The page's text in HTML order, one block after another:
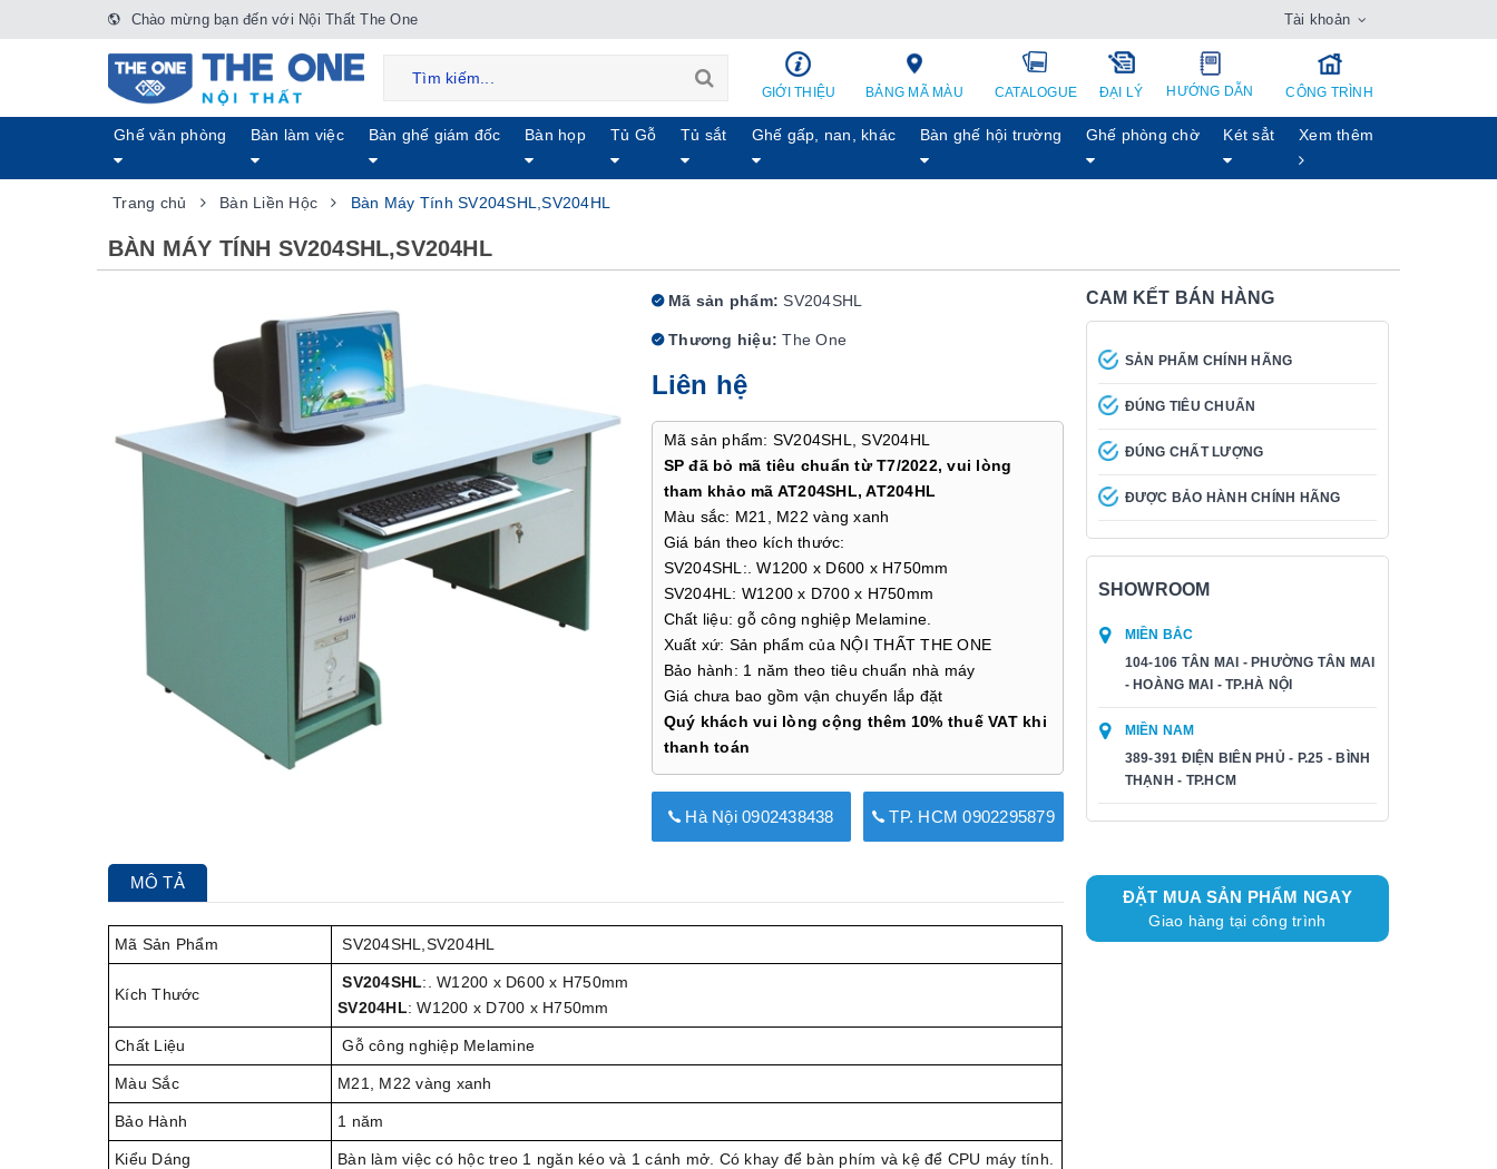
Chào mừng bạn đến với Nội Thất The One Tài khoản
GIỚI THIỆU BẢNG MÃ MÀU CATALOGUE ĐẠI LÝ HƯỚNG DẪN CÔNG TRÌNH
Ghế văn phòng Bàn làm việc Bàn ghế giám đốc Bàn họp Tủ Gỗ Tủ sắt Ghế gấp, nan, khác Bàn ghế hội trường Ghế phòng chờ Két sẳt Xem thêm
Trang chủ Bàn Liền Hộc Bàn Máy Tính SV204SHL,SV204HL
BÀN MÁY TÍNH SV204SHL,SV204HL
Mã sản phẩm: SV204SHL
Thương hiệu: The One
Liên hệ
Mã sản phẩm: SV204SHL, SV204HL
SP đã bỏ mã tiêu chuẩn từ T7/2022, vui lòng
tham khảo mã AT204SHL, AT204HL
Màu sắc: M21, M22 vàng xanh
Giá bán theo kích thước:
SV204SHL:. W1200 x D600 x H750mm
SV204HL: W1200 x D700 x H750mm
Chất liệu: gỗ công nghiệp Melamine.
Xuất xứ: Sản phẩm của NỘI THẤT THE ONE
Bảo hành: 1 năm theo tiêu chuẩn nhà máy
Giá chưa bao gồm vận chuyển lắp đặt
Quý khách vui lòng cộng thêm 10% thuế VAT khi
thanh toán
Hà Nội 0902438438 TP. HCM 0902295879
CAM KẾT BÁN HÀNG
SẢN PHẨM CHÍNH HÃNG
ĐÚNG TIÊU CHUẨN
ĐÚNG CHẤT LƯỢNG
ĐƯỢC BẢO HÀNH CHÍNH HÃNG
SHOWROOM
MIỀN BẮC
104-106 TÂN MAI - PHƯỜNG TÂN MAI
- HOÀNG MAI - TP.HÀ NỘI
MIỀN NAM
389-391 ĐIỆN BIÊN PHỦ - P.25 - BÌNH
THẠNH - TP.HCM
MÔ TẢ
Mã Sản Phẩm SV204SHL,SV204HL
Kích Thước
SV204SHL:. W1200 x D600 x H750mm
SV204HL: W1200 x D700 x H750mm
Chất Liệu Gỗ công nghiệp Melamine
Màu Sắc M21, M22 vàng xanh
Bảo Hành 1 năm
Kiểu Dáng Bàn làm việc có hộc treo 1 ngăn kéo và 1 cánh mở. Có khay để bàn phím và kệ để CPU máy tính.
ĐẶT MUA SẢN PHẨM NGAY
Giao hàng tại công trình